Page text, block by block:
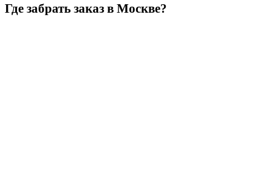
Где забрать заказ в Москве?